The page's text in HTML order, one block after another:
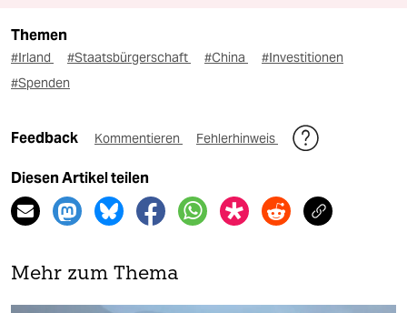
Themen
#Irland #Staatsbürgerschaft #China
#Investitionen
#Spenden
Feedback Kommentieren Fehlerhinweis
Diesen Artikel teilen
Mehr zum Thema